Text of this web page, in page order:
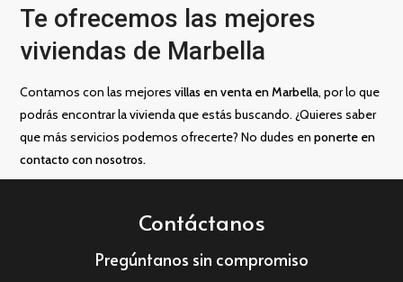
Te ofrecemos las mejores
viviendas de Marbella
Contamos con las mejoresvillas en venta en Marbella, por lo que
podrás encontrar la vivienda que estás buscando. ¿Quieres saber
que más servicios podemos ofrecerte? No dudes enponerte en
contacto con nosotros.
Contáctanos
Pregúntanos sin compromiso